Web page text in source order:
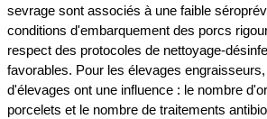
sevrage sont associés à une faible
conditions d'embarquement des porcs
respect des protocoles de nettoyage-
favorables. Pour les élevages
d'élevages ont une influence : le nombre
porcelets et le nombre de traitements